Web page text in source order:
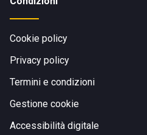
Cookie policy
Privacy policy
Termini e condizioni
Gestione cookie
Accessibilità digitale